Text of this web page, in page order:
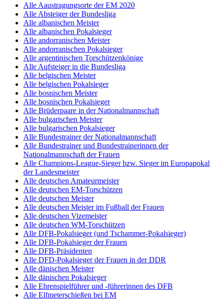
Alle Aaustragungsorte der EM 2020
Alle Absteiger der Bundesliga
Alle albanischen Meister
Alle albanischen Pokalsieger
Alle andorranischen Meister
Alle andorranischen Pokalsieger
Alle argentinischen Torschützenkönige
Alle Aufsteiger in die Bundesliga
Alle belgischen Meister
Alle belgischen Pokalsieger
Alle bosnischen Meister
Alle bosnischen Pokalsieger
Alle Brüderpaare in der Nationalmannschaft
Alle bulgarischen Meister
Alle bulgarischen Pokalsieger
Alle Bundestrainer der Nationalmannschaft
Alle Bundestrainer und Bundestrainerinnen der
Nationalmannschaft der Frauen
Alle Champions-League-Sieger bzw. Sieger im Europapokal
der Landesmeister
Alle deutschen Amateurmeister
Alle deutschen EM-Torschützen
Alle deutschen Meister
Alle deutschen Meister im Fußball der Frauen
Alle deutschen Vizemeister
Alle deutschen WM-Torschützen
Alle DFB-Pokalsieger (und Tschammer-Pokalsieger)
Alle DFB-Pokalsieger der Frauen
Alle DFB-Präsidenten
Alle DFD-Pokalsieger der Frauen in der DDR
Alle dänischen Meister
Alle dänischen Pokalsieger
Alle Ehrenspielführer und -führerinnen des DFB
Alle Elfmeterschießen bei EM